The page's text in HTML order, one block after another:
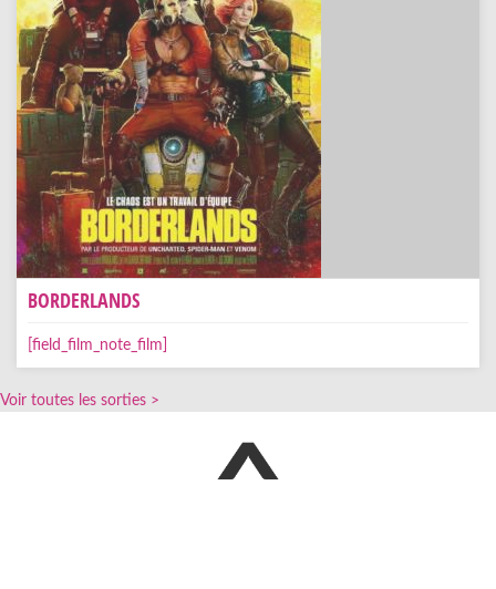
BORDERLANDS
[field_film_note_film]
Voir toutes les sorties >